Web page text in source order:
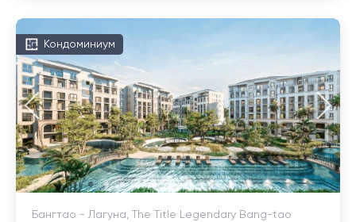
Кондоминиум
Бангтао - Лагуна, The Title Legendary Bang-tao